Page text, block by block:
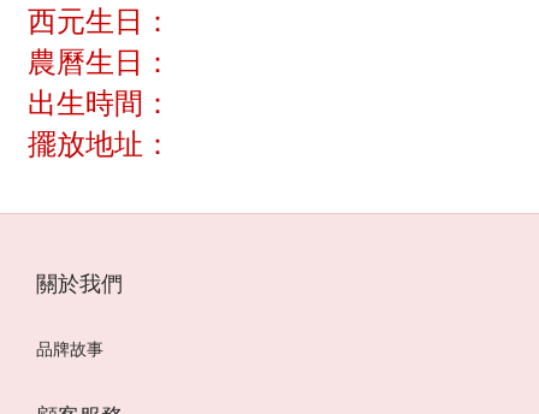
西元生日：
農曆生日：
出生時間：
擺放地址：
關於我們
品牌故事